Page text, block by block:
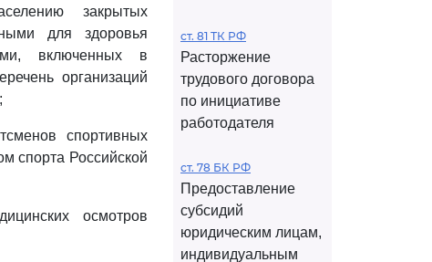
закрытых
для здоровья
включенных в
организаций
спортивных
спорта Российской
осмотров
ст. 81 ТК РФ
Расторжение
трудового договора
по инициативе
работодателя
ст. 78 БК РФ
Предоставление
субсидий
юридическим лицам,
индивидуальным